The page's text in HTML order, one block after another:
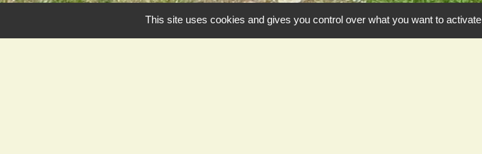
This site uses cookies and gives you control over what you want to activate